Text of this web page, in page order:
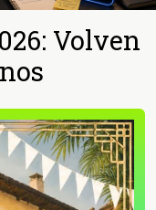
Volven